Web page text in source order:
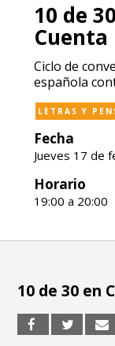
10 de
Cuenta
Ciclo de
española
LETRAS Y
Fecha
Jueves 17 de
Horario
19:00 a 20:00
10 de 30 en